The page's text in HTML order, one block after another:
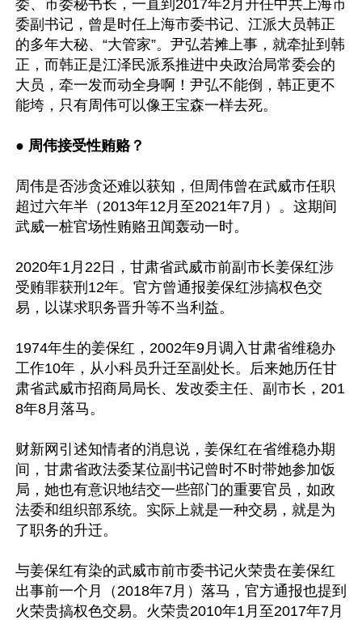
委、市委秘书长，一直到2017年2月升任中共上海市
委副书记，曾是时任上海市委书记、江派大员韩正
的多年大秘、“大管家”。尹弘若摊上事，就牵扯到韩
正，而韩正是江泽民派系推进中央政治局常委会的
大员，牵一发而动全身啊！尹弘不能倒，韩正更不
能垮，只有周伟可以像王宝森一样去死。
● 周伟接受性贿赂？
周伟是否涉贪还难以获知，但周伟曾在武威市任职
超过六年半（2013年12月至2021年7月）。这期间
武威一桩官场性贿赂丑闻轰动一时。
2020年1月22日，甘肃省武威市前副市长姜保红涉
受贿罪获刑12年。官方曾通报姜保红涉搞权色交
易，以谋求职务晋升等不当利益。
1974年生的姜保红，2002年9月调入甘肃省维稳办
工作10年，从小科员升迁至副处长。后来她历任甘
肃省武威市招商局局长、发改委主任、副市长，201
8年8月落马。
财新网引述知情者的消息说，姜保红在省维稳办期
间，甘肃省政法委某位副书记曾时不时带她参加饭
局，她也有意识地结交一些部门的重要官员，如政
法委和组织部系统。实际上就是一种交易，就是为
了职务的升迁。
与姜保红有染的武威市前市委书记火荣贵在姜保红
出事前一个月（2018年7月）落马，官方通报也提到
火荣贵搞权色交易。火荣贵2010年1月至2017年7月